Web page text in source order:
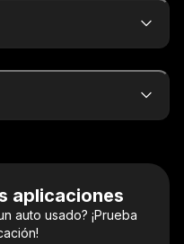
aplicaciones
auto usado? ¡Prueba